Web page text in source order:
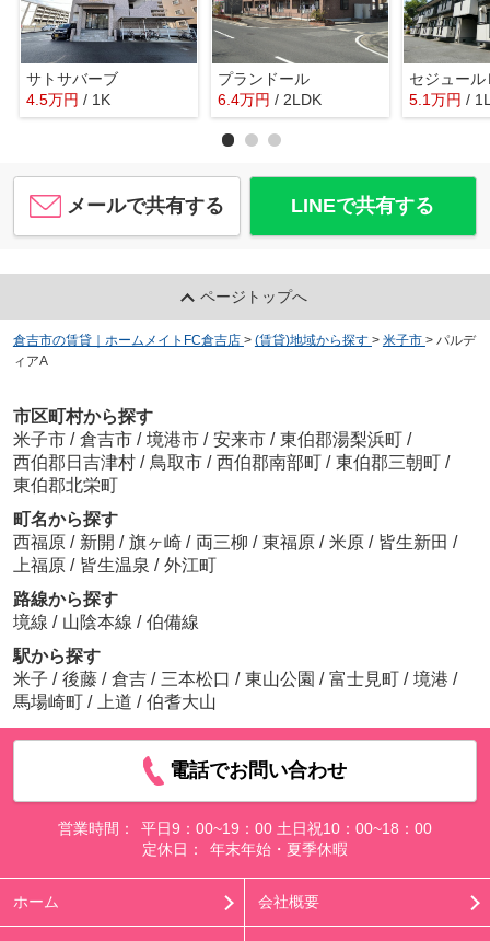
サトサバーブ
4.5万円 / 1K
プランドール
6.4万円 / 2LDK
セジュール
5.1万円 /
メールで共有する LINEで共有する
ページトップへ
倉吉市の賃貸｜ホームメイトFC倉吉店 > (賃貸)地域から探す > 米子市 > パルデ
ィアA
市区町村から探す
米子市 / 倉吉市 / 境港市 / 安来市 / 東伯郡湯梨浜町 /
西伯郡日吉津村 / 鳥取市 / 西伯郡南部町 / 東伯郡三朝町 /
東伯郡北栄町
町名から探す
西福原 / 新開 / 旗ヶ崎 / 両三柳 / 東福原 / 米原 / 皆生新田 /
上福原 / 皆生温泉 / 外江町
路線から探す
境線 / 山陰本線 / 伯備線
駅から探す
米子 / 後藤 / 倉吉 / 三本松口 / 東山公園 / 富士見町 / 境港 /
馬場崎町 / 上道 / 伯耆大山
電話でお問い合わせ
営業時間：
平日9：00~19：00 土日祝10：00~18：00
定休日：
年末年始・夏季休暇
ホーム 会社概要